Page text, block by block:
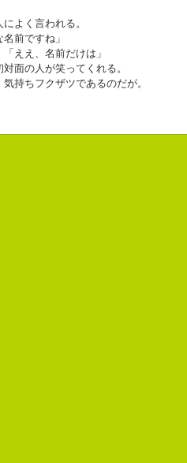
よく言われる。
名前ですね」
ええ、名前だけは」
面の人が笑ってくれる。
気持ちフクザツであるのだが。